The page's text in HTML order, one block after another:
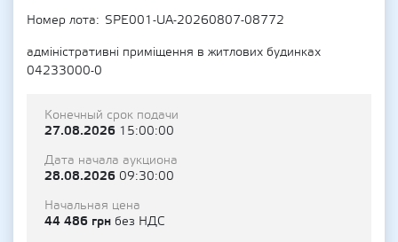
Номер лота
SPE001-UA-20260807-08772
адміністративні приміщення в житлових будинках
04233000-0
Конечный срок подачи
27.08.2026 15:00:00
Дата начала аукциона
28.08.2026 09:30:00
Начальная цена
44 486 грн без НДС